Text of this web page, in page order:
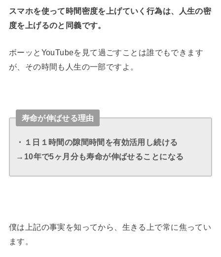
スマホを使って時間密度を上げていく行為は、人生の密
度を上げるのと同義です。
ボーッとYouTubeを見て過ごすことは誰でもできます
が、その時間も人生の一部ですよ。
寿命が伸ばせる理由
・１日１時間の隙間時間を有効活用し続ける
→10年で5ヶ月分も寿命が伸ばせることになる
僕は上記の事実を知ってから、生きる上で常に焦ってい
ます。